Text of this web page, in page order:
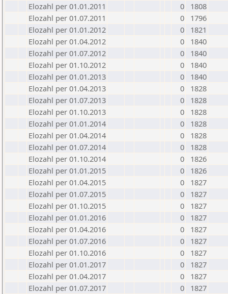
Elozahl per 01.01.2011
0
1808
Elozahl per 01.07.2011
0
1796
Elozahl per 01.01.2012
0
1821
Elozahl per 01.04.2012
0
1840
Elozahl per 01.07.2012
0
1840
Elozahl per 01.10.2012
0
1840
Elozahl per 01.01.2013
0
1840
Elozahl per 01.04.2013
0
1828
Elozahl per 01.07.2013
0
1828
Elozahl per 01.10.2013
0
1828
Elozahl per 01.01.2014
0
1828
Elozahl per 01.04.2014
0
1828
Elozahl per 01.07.2014
0
1828
Elozahl per 01.10.2014
0
1826
Elozahl per 01.01.2015
0
1826
Elozahl per 01.04.2015
0
1827
Elozahl per 01.07.2015
0
1827
Elozahl per 01.10.2015
0
1827
Elozahl per 01.01.2016
0
1827
Elozahl per 01.04.2016
0
1827
Elozahl per 01.07.2016
0
1827
Elozahl per 01.10.2016
0
1827
Elozahl per 01.01.2017
0
1827
Elozahl per 01.04.2017
0
1827
Elozahl per 01.07.2017
0
1827